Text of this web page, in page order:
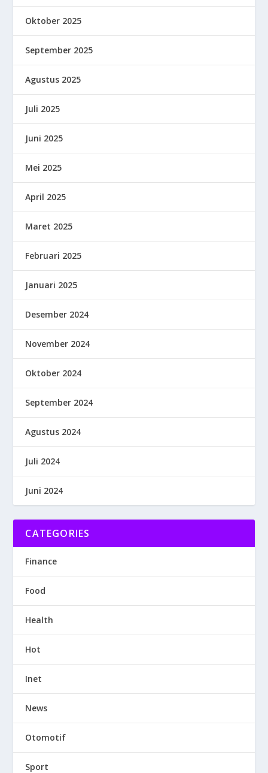
Oktober 2025
September 2025
Agustus 2025
Juli 2025
Juni 2025
Mei 2025
April 2025
Maret 2025
Februari 2025
Januari 2025
Desember 2024
November 2024
Oktober 2024
September 2024
Agustus 2024
Juli 2024
Juni 2024
CATEGORIES
Finance
Food
Health
Hot
Inet
News
Otomotif
Sport